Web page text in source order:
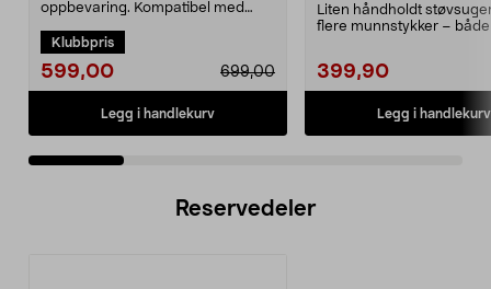
oppbevaring. Kompatibel med
Klubbpris
599,00 699,00
Legg i handlekurv
Liten håndholdt
flere munnstykker –
399,90
Legg i handlekurv
Reservedeler